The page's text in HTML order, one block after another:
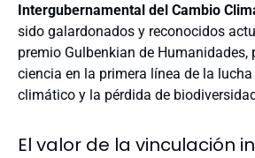
Intergubernamental del Cambio
sido galardonados y reconocidos
premio Gulbenkian de Humanidades,
ciencia en la primera línea de la
climático y la pérdida de
El valor de la vinculación